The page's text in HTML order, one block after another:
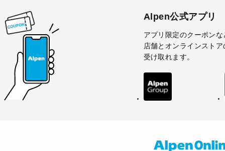
Alpen公式アプリ
アプリ限定のクーポンな
店舗とオンラインスト
受け取れます。